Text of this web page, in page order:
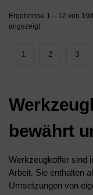
Ergebnisse 1 – 12 von
angezeigt
1 2 3
bewährt
Werkzeugkoffer sind
Arbeit. Sie enthalten
Umsetzungen von